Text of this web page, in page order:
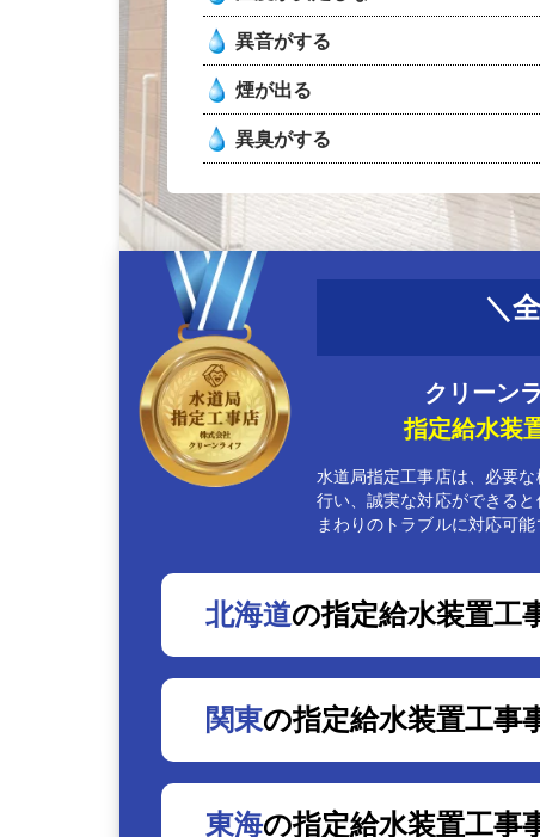
異音がする
煙が出る
異臭がする
クリーン
指定給水装
水道局指定工事店は、必要
行い、誠実な対応ができる
まわりのトラブルに対応可
北海道の指定給水装置工
関東の指定給水装置工事
東海の指定給水装置工事